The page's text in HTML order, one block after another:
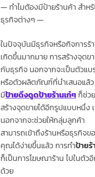
ทำไมต้องมีป้ายร้านค้า สำห
ธุรกิจต่างๆ
ในปัจจุบันมีธุรกิจหรือกิจการร้
เกิดขึ้นมากมาย การสร้างจุดข
กับธุรกิจ นอกจากจะเป็นตัวแ
หรือตัวผลิตภัณฑ์ที่นำเสนอแล้
มีป้ายดึงดูดป้ายร้านเก๋ๆก็ช่วย
สร้างจุดขายได้อีกรูปแบบหนึ่ง
นอกจากจะช่วยให้กลุ่มลูกค้า
สามารถเข้าถึงร้านหรือธุรกิจข
คุณได้ง่ายขึ้นแล้ว การทำป้ายร้
ก็เป็นการโฆษณาร้าน ไปในตัว
ด้วย